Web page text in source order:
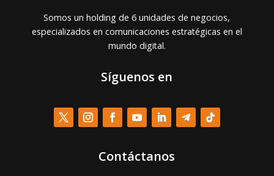
Somos un holding de 6 unidades de negocios,
especializados en comunicaciones estratégicas en el
mundo digital.
Síguenos en
Contáctanos